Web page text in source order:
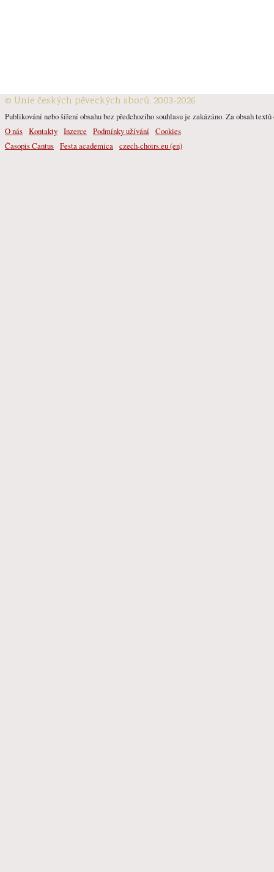
© Unie českých pěveckých sborů, 2003-2026
Publikování nebo šíření obsahu bez předchozího souhlasu je zakázáno. Za obsah
O nás Kontakty Inzerce Podmínky užívání Cookies
Časopis Cantus Festa academica czech-choirs.eu (en)